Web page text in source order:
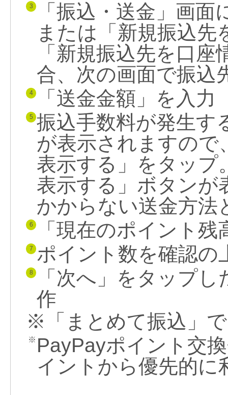
3
「振込・送金」画
または「新規振込先
「新規振込先を口
合、次の画面で振込
4 「送金金額」を入力
5 振込手数料が発生す
が表示されますので
表示する」をタップ
表示する」ボタンが
かからない送金方法
6 「現在のポイント
7 ポイント数を確認の
8
「次へ」をタップ
作
※「まとめて振込」
※ PayPayポイント交
イントから優先的に